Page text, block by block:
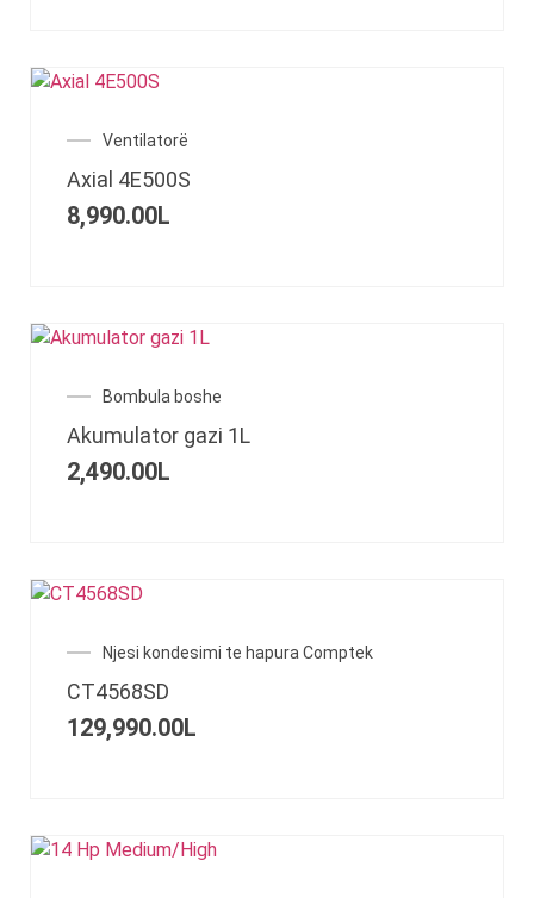
Ventilatorë
Axial 4E500S
8,990.00L
Bombula boshe
Akumulator gazi 1L
2,490.00L
Njesi kondesimi te hapura Comptek
CT4568SD
129,990.00L